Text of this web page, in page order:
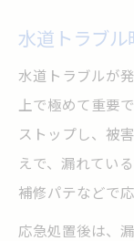
水道トラブ
水道トラブルが
上で極めて重要
ストップし、被
えで、漏れてい
補修パテなどで
応急処置後は、